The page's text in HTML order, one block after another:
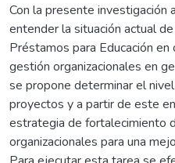
Con la presente investigación
entender la situación actual
Préstamos para Educación
gestión organizacionales en
se propone determinar el
proyectos y a partir de este
estrategia de fortalecimiento
organizacionales para una